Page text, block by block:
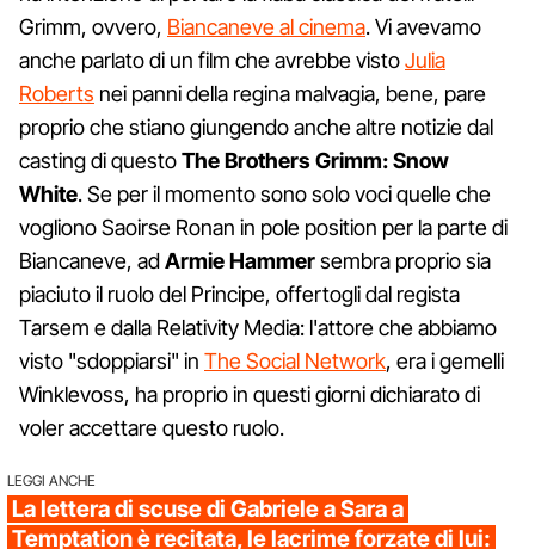
Grimm, ovvero, Biancaneve al cinema. Vi avevamo
anche parlato di un film che avrebbe vistoJulia
Roberts nei panni della regina malvagia, bene, pare
proprio che stiano giungendo anche altre notizie dal
casting di questoThe Brothers Grimm: Snow
White. Se per il momento sono solo voci quelle che
vogliono Saoirse Ronan in pole position per la parte di
Biancaneve, adArmie Hammersembra proprio sia
piaciuto il ruolo del Principe, offertogli dal regista
Tarsem e dalla Relativity Media: l'attore che abbiamo
visto "sdoppiarsi" in The Social Network, era i gemelli
Winklevoss, ha proprio in questi giorni dichiarato di
voler accettare questo ruolo.
LEGGI ANCHE
La lettera di scuse di Gabriele a Sara a
Temptation è recitata, le lacrime forzate di lui: